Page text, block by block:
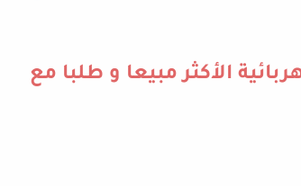
الأكثر مبيعا و طلبا مع